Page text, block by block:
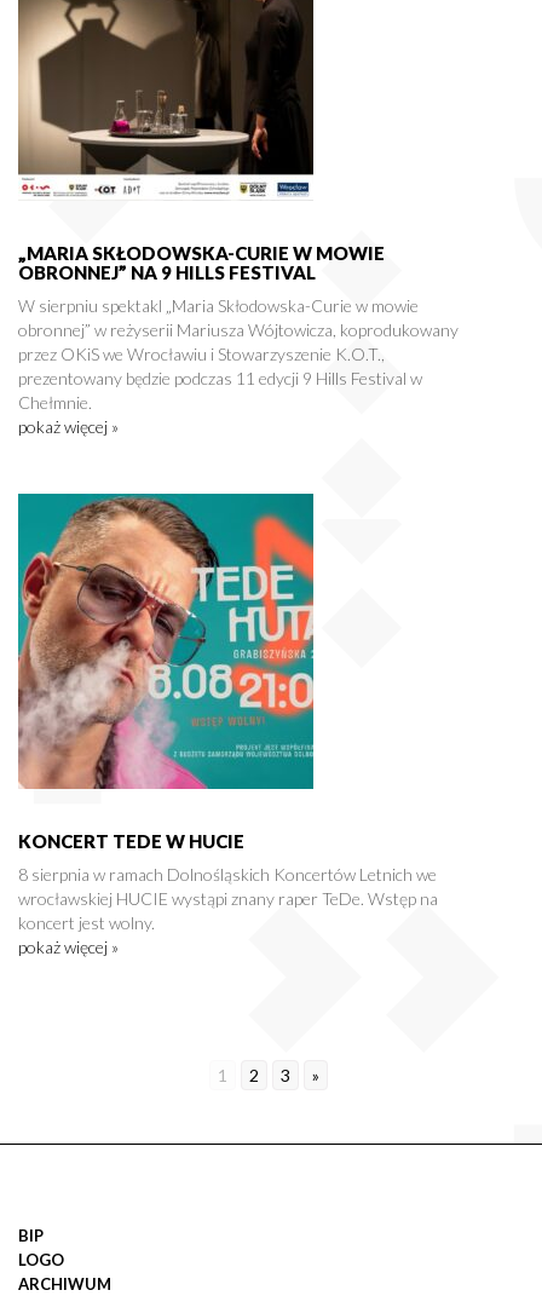
„MARIA SKŁODOWSKA-CURIE W MOWIE
OBRONNEJ” NA 9 HILLS FESTIVAL
W sierpniu spektakl „Maria Skłodowska-Curie w mowie
obronnej” w reżyserii Mariusza Wójtowicza, koprodukowany
przez OKiS we Wrocławiu i Stowarzyszenie K.O.T.,
prezentowany będzie podczas 11 edycji 9 Hills Festival w
Chełmnie.
pokaż więcej »
KONCERT TEDE W HUCIE
8 sierpnia w ramach Dolnośląskich Koncertów Letnich we
wrocławskiej HUCIE wystąpi znany raper TeDe. Wstęp na
koncert jest wolny.
pokaż więcej »
1 2 3 »
BIP
LOGO
ARCHIWUM